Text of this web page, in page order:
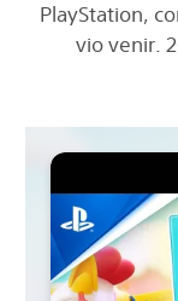
PlayStation,
vio venir.